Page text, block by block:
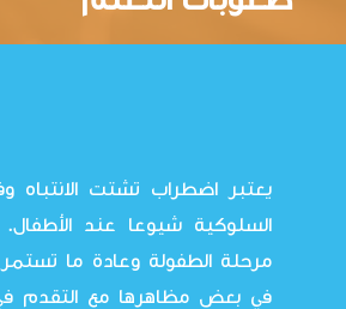
السلوكية شيوعا عند
مرحلة الطفولة وعادة ما تستمر
في بعض مظاهرها مع التقدم